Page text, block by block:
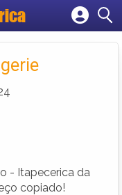
empresa
- Itapecerica da
copiado!